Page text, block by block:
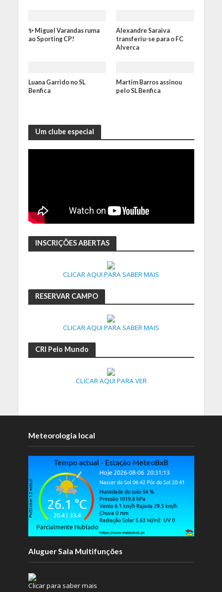
✨ Miguel Varandas ruma
ao Sporting CP!
Alexandre Saraiva
transferiu-se para o FC
Alverca
Luana Garrido no SL
Benfica
Martim Barros assinou
pelo SL Benfica
Um clube especial
INSCRIÇÕES ABERTAS
CLICAR AQUI PARA SABER MAIS
RESERVAR CAMPO
CLICAR AQUI PARA SABER MAIS
CRI Pelo Mundo
CLICAR AQUI PARA VER
Meteorologia local
Aluguer Sala Multifunções
Clicar para saber mais